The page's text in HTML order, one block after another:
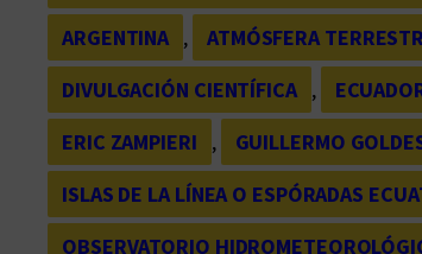
ARGENTINA , ATMÓSFERA
DIVULGACIÓN CIENTÍFICA ,
ERIC ZAMPIERI
, GUILLERMO
ISLAS DE LA LÍNEA O ESPÓRADAS
OBSERVATORIO